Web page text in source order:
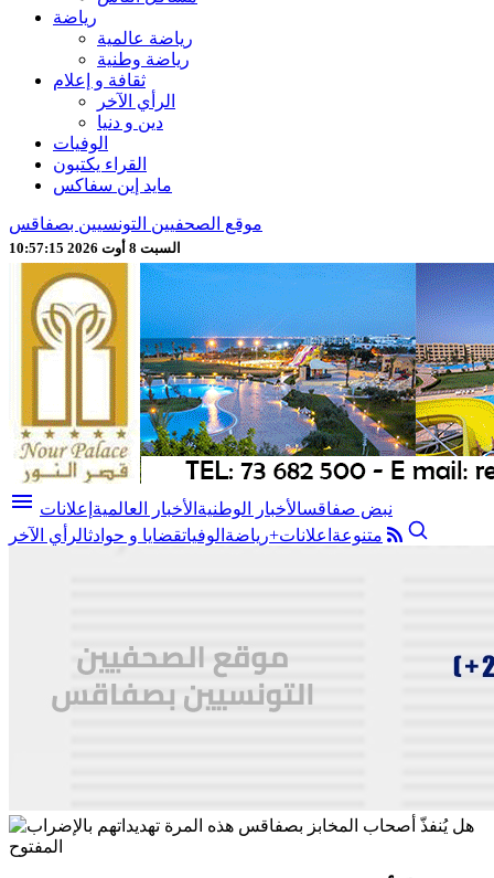
رياضة
رياضة عالمية
رياضة وطنية
ثقافة و إعلام
الرأي الآخر
دين و دنيا
الوفيات
القراء يكتبون
مايد إين سفاكس
موقع الصحفيين التونسيين بصفاقس
السبت 8 أوت 2026 10:57:17
menu نبض صفاقسالأخبار الوطنية الأخبار العالمية إعلانات
متنوعة اعلانات+رياضة الوفياتقضايا و حوادثالرأي الآخر